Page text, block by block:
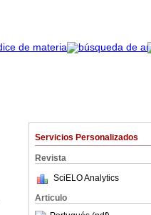
Servicios Personalizados
Revista
SciELO Analytics
Articulo